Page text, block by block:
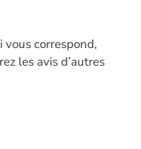
correspond,
les avis d’autres